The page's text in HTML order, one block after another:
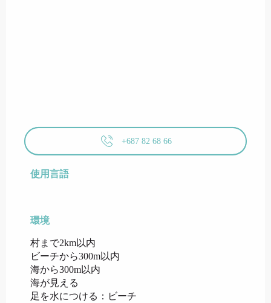
+687 82 68 66
使用言語
使用言語
環境
環境
村まで2km以内
ビーチから300m以内
海から300m以内
海が見える
足を水につける：ビーチ